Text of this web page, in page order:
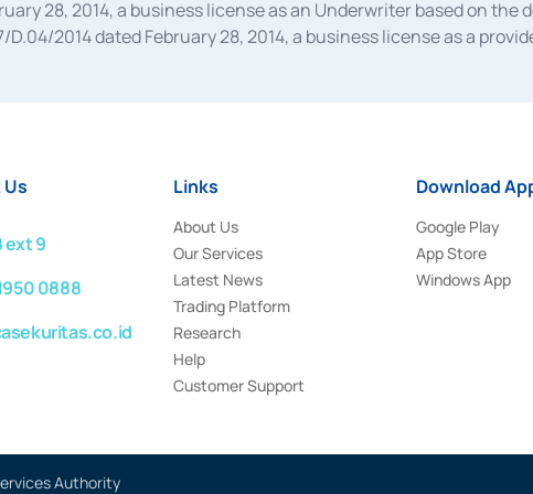
28, 2014, a business license as an Underwriter based on
D.04/2014 dated February 28, 2014, a business license as a
Financial Services Authority Number S-67/PM.21/2014 dated
was issued in 2018.
ext 9
0888
Links
About Us
Our Services
Latest News
Trading Platform
Research
Help
Customer Support
Download
Google Play
App Store
Windows App
Authority